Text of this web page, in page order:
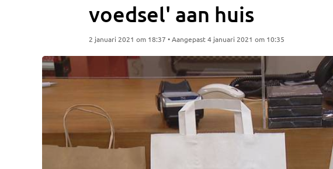
voedsel' aan huis
2 januari 2021 om 18:37 • Aangepast 4 januari 2021 om 10:35